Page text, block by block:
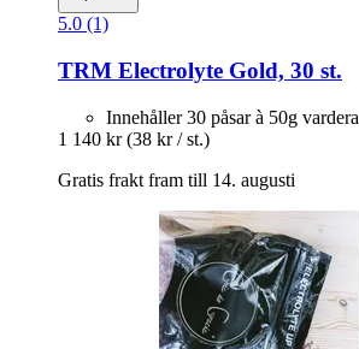
5.0 (1)
TRM Electrolyte Gold, 30 st.
Innehåller 30 påsar à 50g vardera
1 140 kr (38 kr / st.)
Gratis frakt fram till 14. augusti